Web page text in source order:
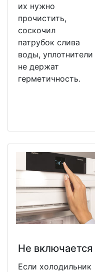
их нужно
прочистить,
соскочил
патрубок слива
воды, уплотнители
не держат
герметичность.
Не включается
Если холодильник